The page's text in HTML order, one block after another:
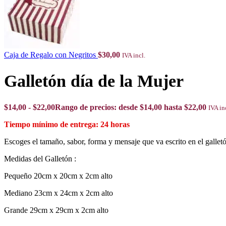
Caja de Regalo con Negritos $30,00 IVA incl.
Galletón día de la Mujer
$14,00 - $22,00Rango de precios: desde $14,00 hasta $22,00 IVA
24 horas
Escoges el tamaño, sabor, forma y mensaje que va escrito en el
Medidas del Galletón :
Pequeño 20cm x 20cm x 2cm alto
Mediano 23cm x 24cm x 2cm alto
Grande 29cm x 29cm x 2cm alto